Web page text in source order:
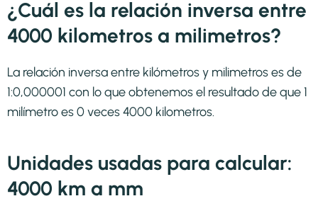
¿Cuál es la relación inversa entre
4000 kilometros a milimetros?
La relación inversa entre kilómetros y milimetros es de
1:0,000001 con lo que obtenemos el resultado de que 1
milímetro es 0 veces 4000 kilometros.
Unidades usadas para calcular:
4000 km a mm